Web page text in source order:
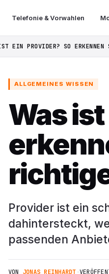
Telefonie & Vorwahlen
EIN PROVIDER? SO
ALLGEMEINES WISSEN
Was
Provider ist ein
dahintersteckt,
passenden
VON JONAS REINHARDT ·